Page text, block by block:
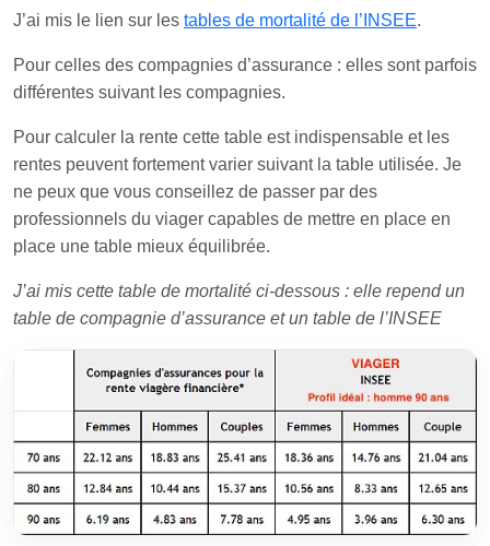
J’ai mis le lien sur les tables de mortalité de l’INSEE.
Pour celles des compagnies d’assurance : elles sont parfois
différentes suivant les compagnies.
Pour calculer la rente cette table est indispensable et les
rentes peuvent fortement varier suivant la table utilisée. Je
ne peux que vous conseillez de passer par des
professionnels du viager capables de mettre en place en
place une table mieux équilibrée.
J’ai mis cette table de mortalité ci-dessous : elle repend un
table de compagnie d’assurance et un table de l’INSEE